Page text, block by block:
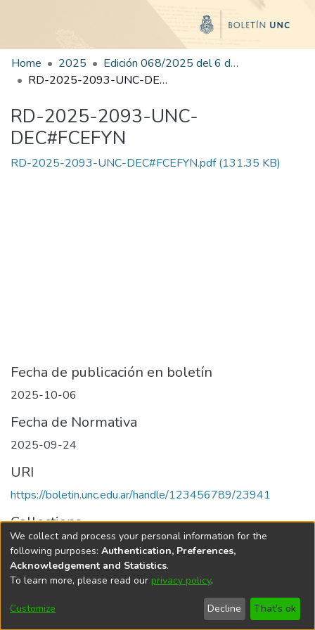
Home 2025
Edición 068/2025 del 6 de octubre de 2025
RD-2025-2093-UNC-DEC#FCEFYN
RD-2025-2093-UNC-
DEC#FCEFYN
RD-2025-2093-UNC-DEC#FCEFYN.pdf(131.35 KB)
Fecha de publicación en boletín
2025-10-06
Fecha de Normativa
2025-09-24
URI
https://boletin.unc.edu.ar/handle/123456789/23941
Collections
Edición 068/2025 del 6 de octubre de 2025
Universidad Nacional de Córdoba
We collect and process your personal information for the
following purposes: Authentication, Preferences,
Acknowledgement and Statistics.
To learn more, please read our privacy policy.
Customize Decline That's ok